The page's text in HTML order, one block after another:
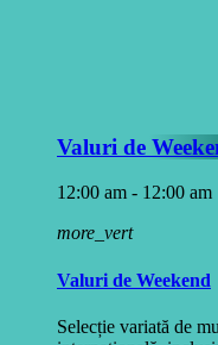
Valuri de
12:00 am - 12:00 am
more_vert
Valuri de Weekend
Selecție variată de